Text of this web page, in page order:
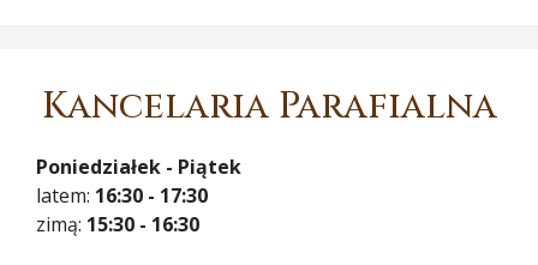
Kancelaria Parafialna
Poniedziałek - Piątek
latem: 16:30 - 17:30
zimą: 15:30 - 16:30